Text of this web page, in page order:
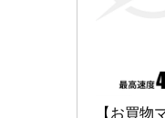
【お買物